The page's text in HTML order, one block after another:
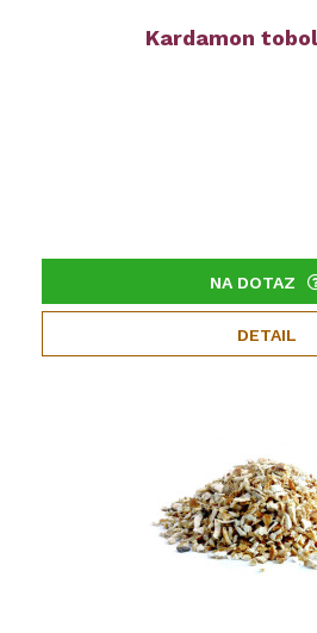
Kardamon
NA DOTAZ
DETAIL